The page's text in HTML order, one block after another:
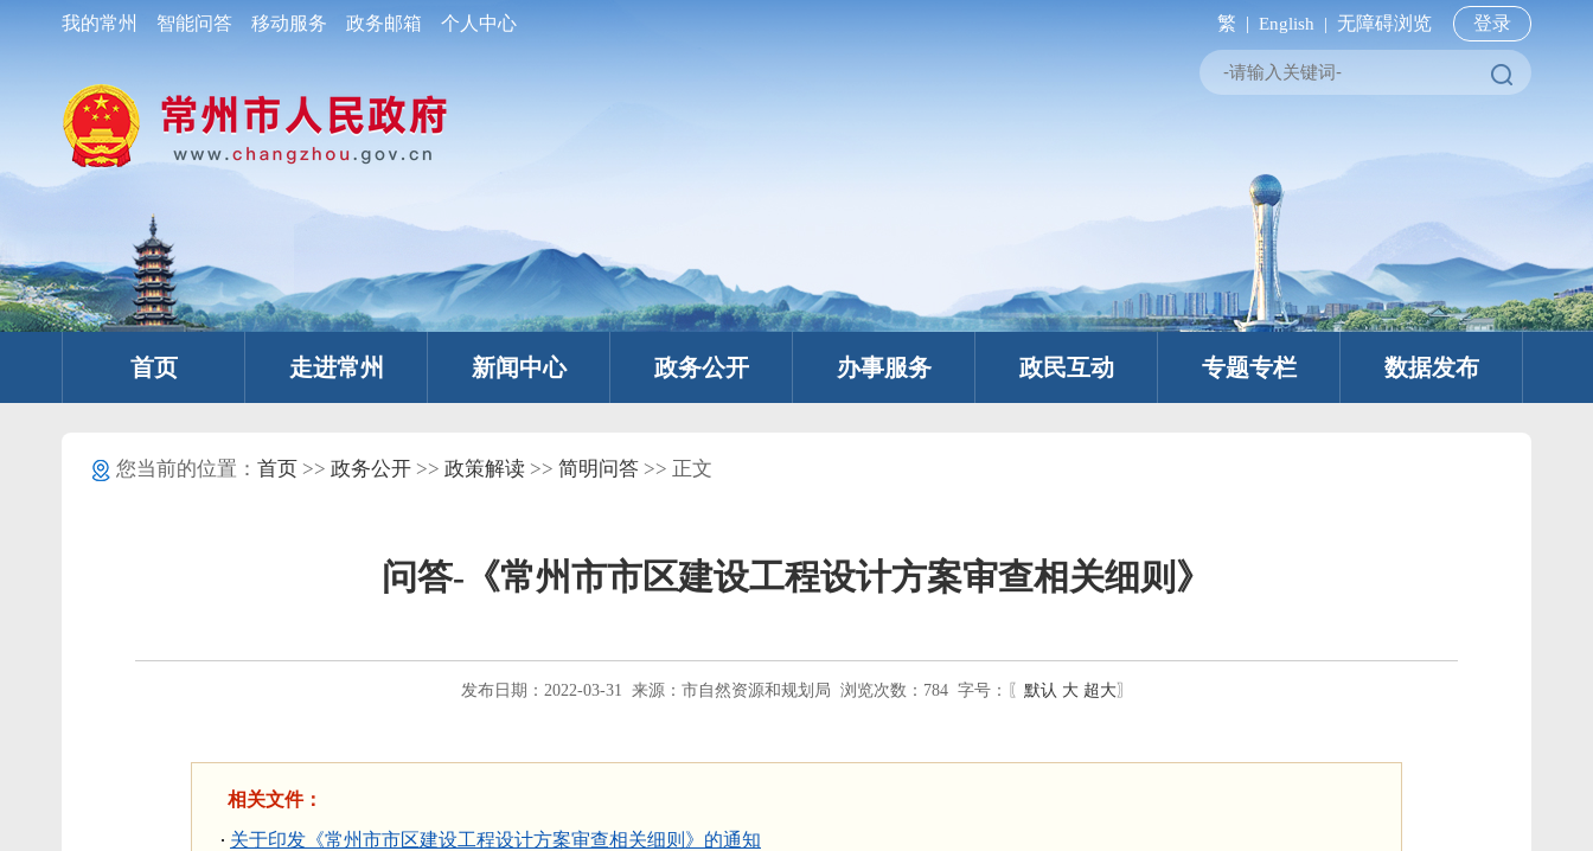
我的常州 智能问答 移动服务 政务邮箱 个人中心 繁 | English | 无障碍浏览 登录
首页 走进常州 新闻中心 政务公开 办事服务 政民互动 专题专栏 数据发布
您当前的位置： 首页>> 政务公开>> 政策解读>> 简明问答>> 正文
问答-《常州市市区建设工程设计方案审查相关细则》
发布日期：2022-03-31 来源： 市自然资源和规划局 浏览次数： 784字号：〖 默认 大 超大〗
相关文件：
关于印发《常州市市区建设工程设计方案审查相关细则》的通知